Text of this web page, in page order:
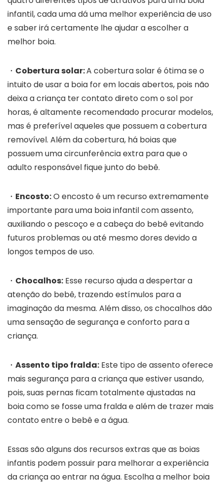
infantil, cada uma dá uma melhor experiência de uso
e saber irá certamente lhe ajudar a escolher a
melhor boia.
・ Cobertura solar:A cobertura solar é ótima se o
intuito de usar a boia for em locais abertos, pois não
deixa a criança ter contato direto com o sol por
horas, é altamente recomendado procurar modelos,
mas é preferível aqueles que possuem a cobertura
removível. Além da cobertura, há boias que
possuem uma circunferência extra para que o
adulto responsável fique junto do bebê.
・ Encosto:O encosto é um recurso extremamente
importante para uma boia infantil com assento,
auxiliando o pescoço e a cabeça do bebê evitando
futuros problemas ou até mesmo dores devido a
longos tempos de uso.
・ Chocalhos: Esse recurso ajuda a despertar a
atenção do bebê, trazendo estímulos para a
imaginação da mesma. Além disso, os chocalhos dão
uma sensação de segurança e conforto para a
criança.
・ Assento tipo fralda: Este tipo de assento oferece
mais segurança para a criança que estiver usando,
pois, suas pernas ficam totalmente ajustadas na
boia como se fosse uma fralda e além de trazer mais
contato entre o bebê e a água.
Essas são alguns dos recursos extras que as boias
infantis podem possuir para melhorar a experiência
da criança ao entrar na água. Escolha a melhor boia